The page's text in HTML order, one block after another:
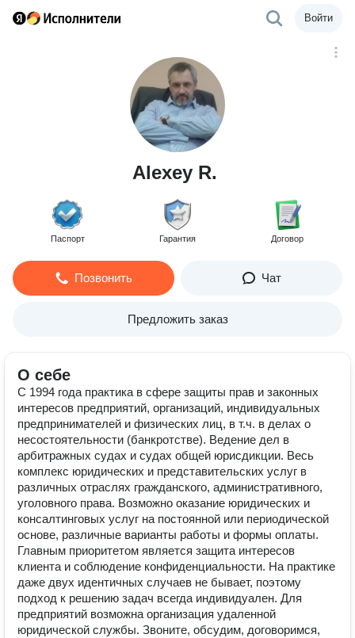
Войти
Alexey R.
Паспорт Гарантия Договор
Позвонить Чат
Предложить заказ
О себе
С 1994 года практика в сфере защиты прав и законных
интересов предприятий, организаций, индивидуальных
предпринимателей и физических лиц, в т.ч. в делах о
несостоятельности (банкротстве). Ведение дел в
арбитражных судах и судах общей юрисдикции. Весь
комплекс юридических и представительских услуг в
различных отраслях гражданского, административного,
уголовного права. Возможно оказание юридических и
консалтинговых услуг на постоянной или периодической
основе, различные варианты работы и формы оплаты.
Главным приоритетом является защита интересов
клиента и соблюдение конфиденциальности. На практике
даже двух идентичных случаев не бывает, поэтому
подход к решению задач всегда индивидуален. Для
предприятий возможна организация удаленной
юридической службы. Звоните, обсудим, договоримся,